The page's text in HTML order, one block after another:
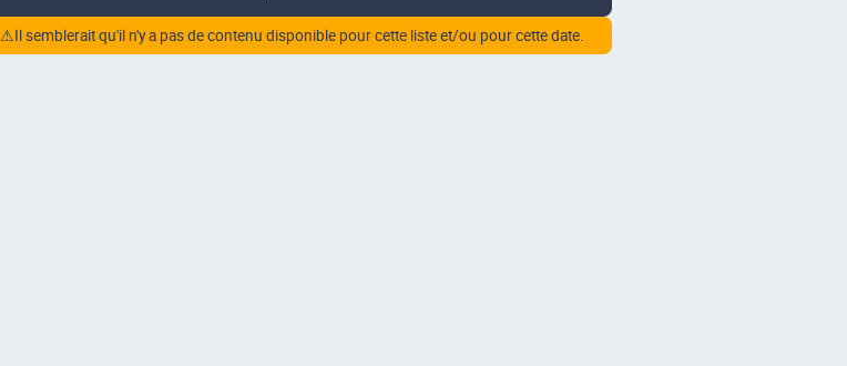
⚠Il semblerait qu'il n'y a pas de contenu disponible pour cette liste et/ou pour cette date.